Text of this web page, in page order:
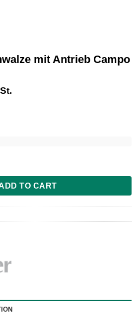
mit Antrieb Campo
Antrieb Campo quantity
TO CART